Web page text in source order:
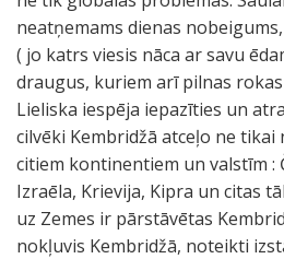
neatņemams dienas
( jo katrs viesis nāca ar savu
draugus, kuriem arī pilnas
Lieliska iespēja iepazīties un
cilvēki Kembridžā atceļo ne tikai
citiem kontinentiem un valstīm :
Izraēla, Krievija, Kipra un citas
uz Zemes ir pārstāvētas
nokļuvis Kembridžā, noteikti